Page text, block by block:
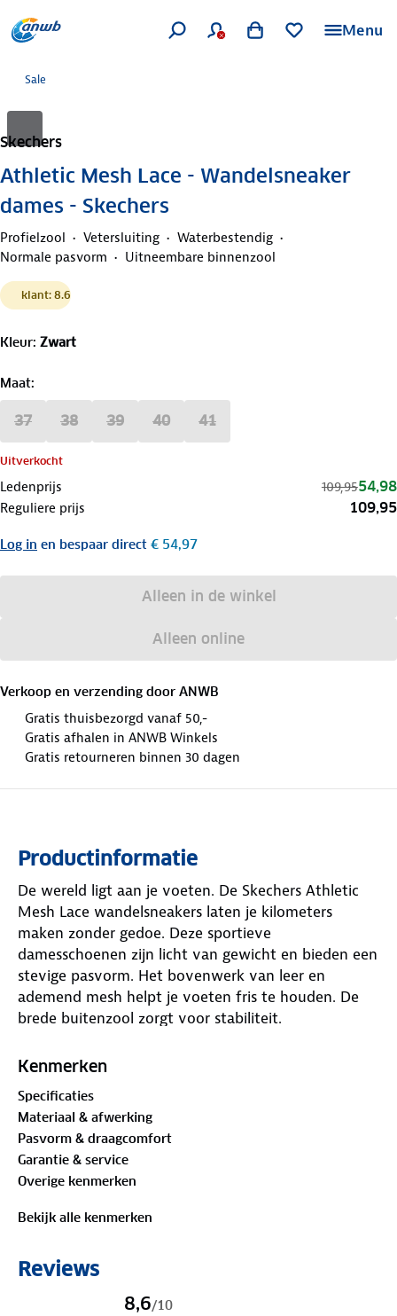
Menu
Sale
Skechers
Athletic Mesh Lace - Wandelsneaker
dames - Skechers
Profielzool Vetersluiting
Waterbestendig
Normale pasvorm
Uitneembare binnenzool
klant: 8.6
Kleur: Zwart
Maat:
37 38 39 40 41
Uitverkocht
Ledenprijs 109,9554,98
Reguliere prijs 109,95
Log in en bespaar direct € 54,97
Alleen in de winkel
Alleen online
Verkoop en verzending door ANWB
Gratis thuisbezorgd vanaf 50,-
Gratis afhalen in ANWB Winkels
Gratis retourneren binnen 30 dagen
Productinformatie
De wereld ligt aan je voeten. De Skechers Athletic
Mesh Lace wandelsneakers laten je kilometers
maken zonder gedoe. Deze sportieve
damesschoenen zijn licht van gewicht en bieden een
stevige pasvorm. Het bovenwerk van leer en
ademend mesh helpt je voeten fris te houden. De
brede buitenzool zorgt voor stabiliteit.
Een onverwachte regenbui? Geen probleem. De
Air-Cooled Goga Mat™-binnenzool biedt
veerkrachtige demping en ondersteunt je voetboog.
De flexibele zool met profiel geeft grip op
verschillende ondergronden. Dankzij de hakhoogte
van 3.8 cm loop je stevig en comfortabel. Gemaakt
voor actieve dagen en deels vervaardigd uit
Kenmerken
Specificaties
Materiaal & afwerking
Pasvorm & draagcomfort
Garantie & service
Overige kenmerken
Bekijk alle kenmerken
Reviews
8,6/10